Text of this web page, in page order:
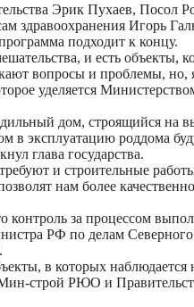
Эрик Пухаев,
Игорь
подходит к концу.
и есть
вопросы и проблемы, но,
уделяется
дом, строящийся
в эксплуатацию роддома
глава государства.
и строительные
нам более
контроль за процессом
РФ по делам
в которых
строй РЮО и